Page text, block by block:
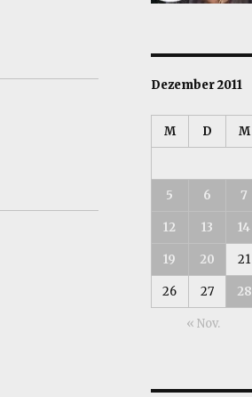
Dezember 2011
M D M
5 6 7
12 13 14
19 20 21
26 27 28
« Nov.